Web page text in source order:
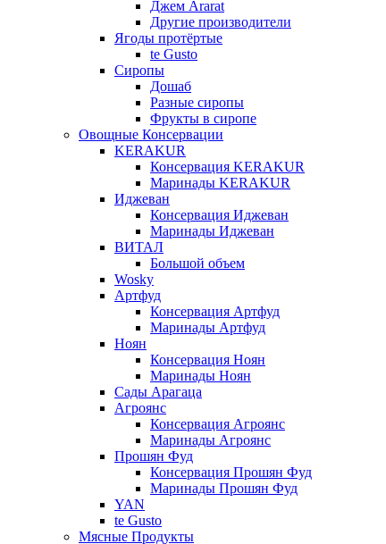
Джем Ararat
Другие производители
Ягоды протёртые
te Gusto
Сиропы
Дошаб
Разные сиропы
Фрукты в сиропе
Овощные Консервации
KERAKUR
Консервация KERAKUR
Маринады KERAKUR
Иджеван
Консервация Иджеван
Маринады Иджеван
ВИТАЛ
Большой объем
Wosky
Артфуд
Консервация Артфуд
Маринады Артфуд
Ноян
Консервация Ноян
Маринады Ноян
Сады Арагаца
Агроянс
Консервация Агроянс
Маринады Агроянс
Прошян Фуд
Консервация Прошян Фуд
Маринады Прошян Фуд
YAN
te Gusto
Мясные Продукты